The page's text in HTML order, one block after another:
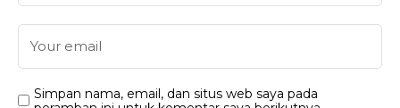
Simpan nama, email, dan situs web saya pada